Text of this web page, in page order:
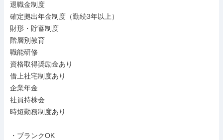
退職金制度
確定拠出年金制度（勤続3年以上）
財形・貯蓄制度
階層別教育
職能研修
資格取得奨励金あり
借上社宅制度あり
企業年金
社員持株会
時短勤務制度あり
・ブランクOK